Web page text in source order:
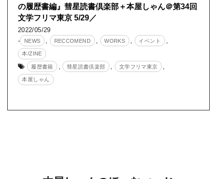
の履歴書編』彗星読書倶楽部＋本屋しゃん＠第34回
文学フリマ東京 5/29／
2022/05/29
-
NEWS RECCOMEND WORKS イベント
本/ZINE
履歴書籍 , 彗星読書倶楽部 , 文学フリマ東京
本屋しゃん